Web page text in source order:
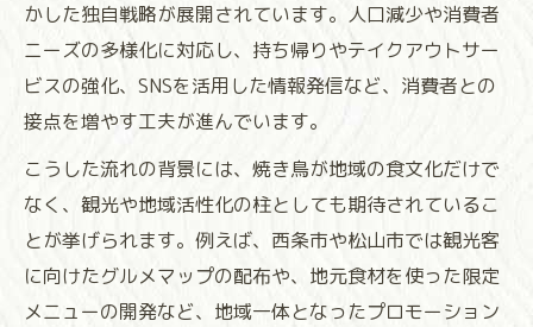
地域連携で実現する焼き鳥の人気向上策
焼き鳥イベントが街を盛り上げる理由
地元食材活用で差がつく焼き鳥店の工夫
SNS発信で話題を呼ぶ焼き鳥の仕掛け
注目集まる焼き鳥の地域連携術とは
焼き鳥を軸とした地域企業の連携事例
持ち帰り需要拡大と焼き鳥の新展開
かした独自戦略が展開されています。人口減少や消費者
ニーズの多様化に対応し、持ち帰りやテイクアウトサー
ビスの強化、SNSを活用した情報発信など、消費者との
接点を増やす工夫が進んでいます。
こうした流れの背景には、焼き鳥が地域の食文化だけで
なく、観光や地域活性化の柱としても期待されているこ
とが挙げられます。例えば、西条市や松山市では観光客
に向けたグルメマップの配布や、地元食材を使った限定
メニューの開発など、地域一体となったプロモーション